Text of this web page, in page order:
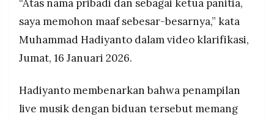
“Atas nama pribadi dan sebagai ketua panitia,
saya memohon maaf sebesar-besarnya,” kata
Muhammad Hadiyanto dalam video klarifikasi,
Jumat, 16 Januari 2026.
Hadiyanto membenarkan bahwa penampilan
live musik dengan biduan tersebut memang